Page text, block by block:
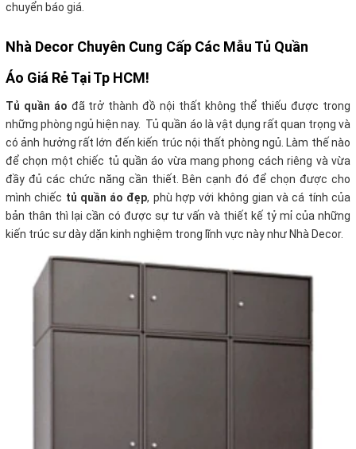
chuyển báo giá.
Nhà Decor Chuyên Cung Cấp Các Mẫu Tủ Quần
Áo Giá Rẻ Tại Tp HCM!
Tủ quần áo đã trở thành đồ nội thất không thể thiếu được trong
những phòng ngủ hiện nay. Tủ quần áo là vật dụng rất quan trọng và
có ảnh hưởng rất lớn đến kiến trúc nội thất phòng ngủ. Làm thế nào
để chọn một chiếc tủ quần áo vừa mang phong cách riêng và vừa
đầy đủ các chức năng cần thiết. Bên cạnh đó để chọn được cho
mình chiếc tủ quần áo đẹp, phù hợp với không gian và cá tính của
bản thân thì lại cần có được sự tư vấn và thiết kế tỷ mỉ của những
kiến trúc sư dày dặn kinh nghiệm trong lĩnh vực này như Nhà Decor.